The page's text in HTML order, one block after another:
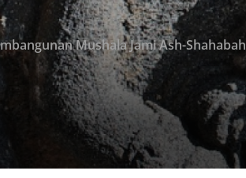
Mushala Jami Ash-Shahabah